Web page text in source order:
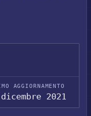
AGGIORNAMENTO
2021